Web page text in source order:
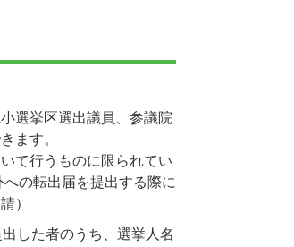
選挙区選出議員、参議院
ます。
て行うものに限られてい
の転出届を提出する際に
）
した者のうち、選挙人名